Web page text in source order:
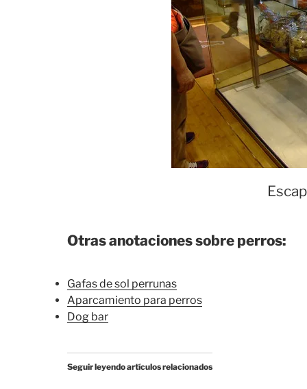
Otras anotaciones sobre perros:
Gafas de sol perrunas
Aparcamiento para perros
Dog bar
Seguir leyendo artículos relacionados